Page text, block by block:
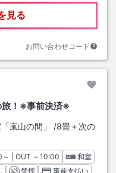
見る
お問い合わせコード
旅！※事前決済※
嵐山の間」 /8畳＋次の
クイン
～ | OUT チェックアウト
～10:00
和室
禁煙 事前支払い